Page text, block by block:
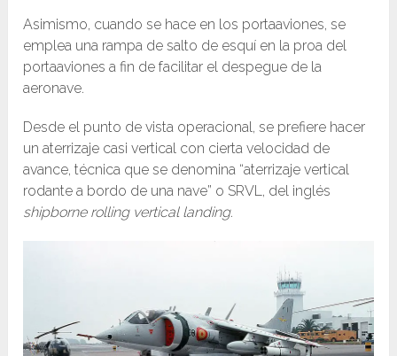
Asimismo, cuando se hace en los portaaviones, se
emplea una rampa de salto de esquí en la proa del
portaaviones a fin de facilitar el despegue de la
aeronave.
Desde el punto de vista operacional, se prefiere hacer
un aterrizaje casi vertical con cierta velocidad de
avance, técnica que se denomina “aterrizaje vertical
rodante a bordo de una nave” o SRVL, del inglés
shipborne rolling vertical landing.